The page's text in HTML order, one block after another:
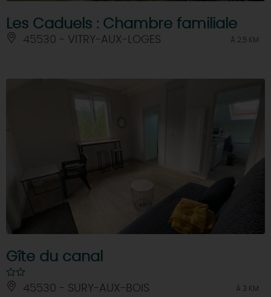
Les Caduels : Chambre familiale
45530 - VITRY-AUX-LOGES À 2.5 KM
Gîte du canal
45530 - SURY-AUX-BOIS À 3 KM